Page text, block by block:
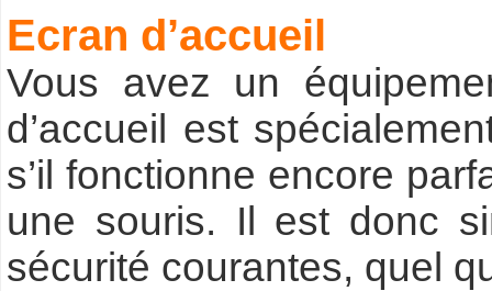
Ecran d’accueil
Vous avez un
d’accueil est
s’il fonctionne encore
une souris. Il est donc
sécurité courantes, quel